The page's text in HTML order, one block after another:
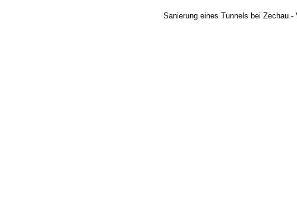
Sanierung eines Tunnels bei Zechau -